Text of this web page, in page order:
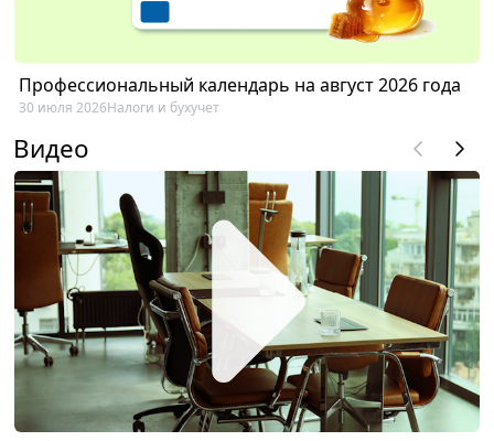
Профессиональный календарь на август 2026 года
30 июля 2026Налоги и бухучет
Видео